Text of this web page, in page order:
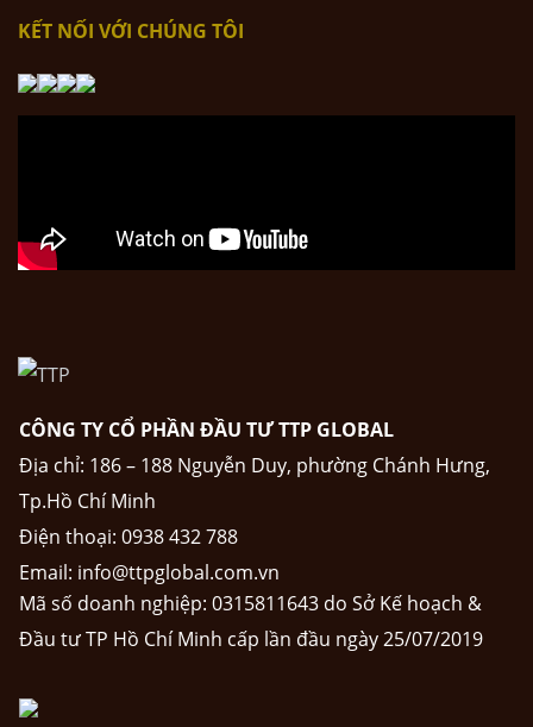
KẾT NỐI VỚI CHÚNG TÔI
CÔNG TY CỔ PHẦN ĐẦU TƯ TTP GLOBAL
Địa chỉ: 186 – 188 Nguyễn Duy, phường Chánh Hưng,
Tp.Hồ Chí Minh
Điện thoại: 0938 432 788
Email: info@ttpglobal.com.vn
Mã số doanh nghiệp: 0315811643 do Sở Kế hoạch &
Đầu tư TP Hồ Chí Minh cấp lần đầu ngày 25/07/2019